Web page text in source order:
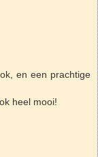
en een prachtige
heel mooi!